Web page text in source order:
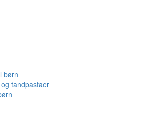
børn
tandpastaer